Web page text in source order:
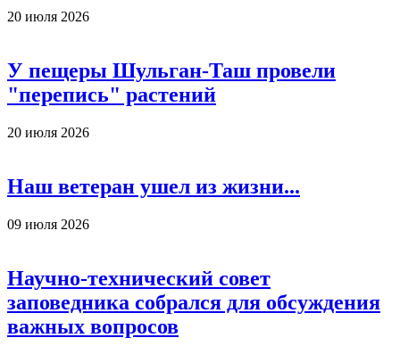
20 июля 2026
У пещеры Шульган-Таш провели
"перепись" растений
20 июля 2026
Наш ветеран ушел из жизни...
09 июля 2026
Научно-технический совет
заповедника собрался для обсуждения
важных вопросов